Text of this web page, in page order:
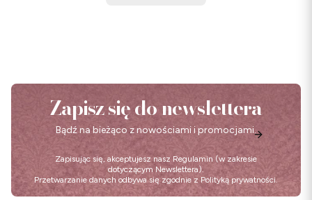
Zapisz się do newslettera
Bądź na bieżąco z nowościami i promocjami.
Zapisując się, akceptujesz nasz Regulamin (w zakresie
dotyczącym Newslettera).
Przetwarzanie danych odbywa się zgodnie z Polityką prywatności.